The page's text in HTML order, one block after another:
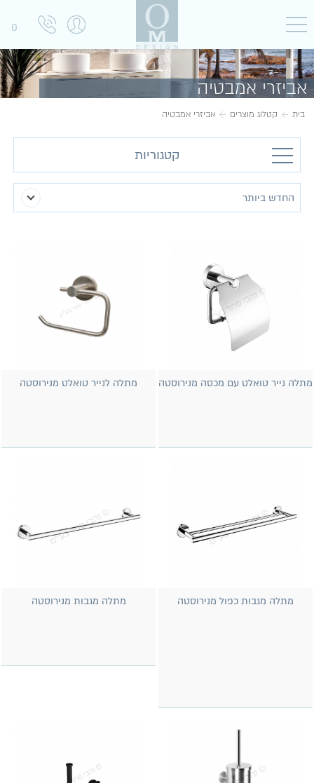
0
אביזרי אמבטיה
בית קטלוג מוצרים אביזרי אמבטיה
קטגוריות
מתלה נייר טואלט עם מכסה מנירוסטה מתלה לנייר טואלט מנירוסטה
מתלה מגבות כפול מנירוסטה מתלה מגבות מנירוסטה